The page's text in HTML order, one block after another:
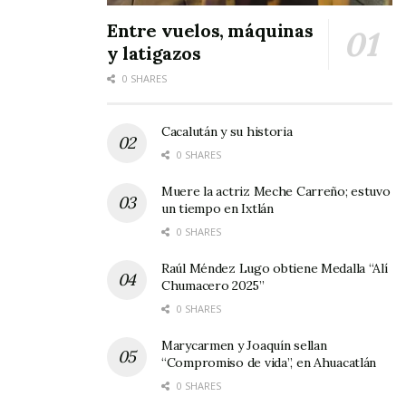
Con ello, los pobladores confirmaron una vez
más que en Uzeta no se necesita ni
propagandistas, ni cantores, ni poetas, pues
mismo en mil sonetos, porque su pueblo está
revestido de nobleza, de hospitalidad, de
Click en la imagen para
Entre vuelos, máquinas
y latigazos
0 SHARES
Cacalután y su historia
0 SHARES
Muere la actriz Meche Carreño; estuvo
un tiempo en Ixtlán
0 SHARES
Raúl Méndez Lugo obtiene Medalla “Alí
Chumacero 2025”
0 SHARES
Marycarmen y Joaquín sellan
“Compromiso de vida”, en Ahuacatlán
0 SHARES